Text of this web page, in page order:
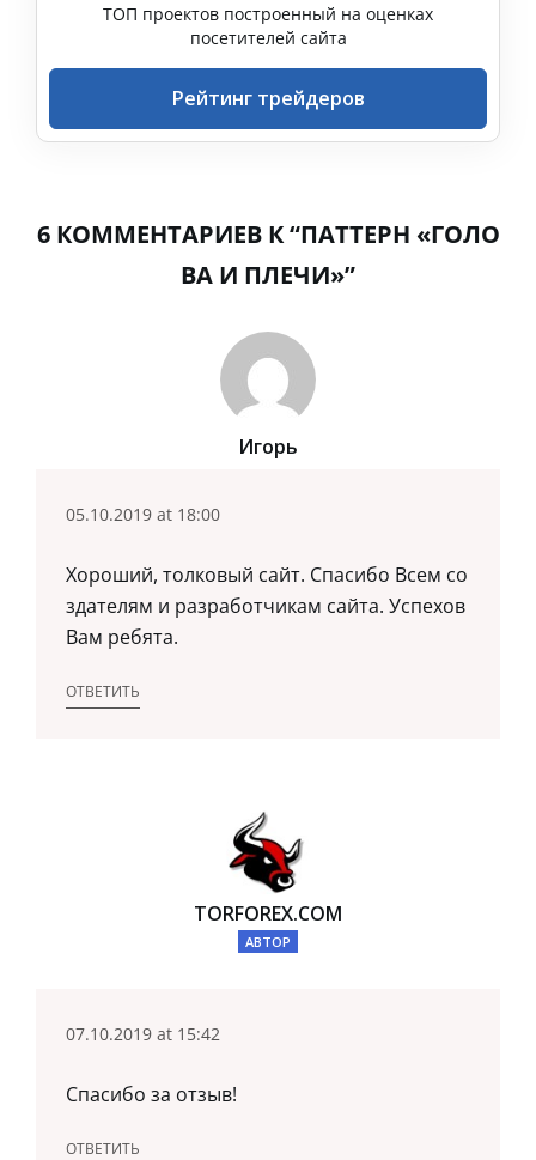
ТОП проектов построенный на оценках
посетителей сайта
Рейтинг трейдеров
6 КОММЕНТАРИЕВ К “ПАТТЕРН «ГОЛО
ВА И ПЛЕЧИ»”
Игорь
05.10.2019 at 18:00
Хороший, толковый сайт. Спасибо Всем со
здателям и разработчикам сайта. Успехов
Вам ребята.
ОТВЕТИТЬ
TORFOREX.COM
АВТОР
07.10.2019 at 15:42
Спасибо за отзыв!
ОТВЕТИТЬ